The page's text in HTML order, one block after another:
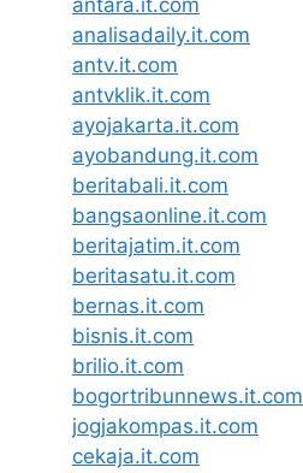
antara.it.com
analisadaily.it.com
antv.it.com
antvklik.it.com
ayojakarta.it.com
ayobandung.it.com
beritabali.it.com
bangsaonline.it.com
beritajatim.it.com
beritasatu.it.com
bernas.it.com
bisnis.it.com
brilio.it.com
bogortribunnews.it.com
jogjakompas.it.com
cekaja.it.com